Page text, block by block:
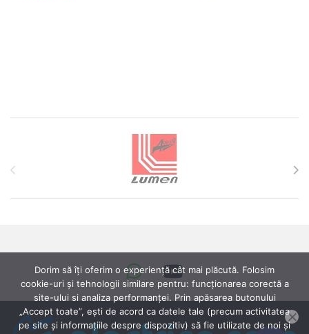
Dorim să îți oferim o experiență cât mai plăcută. Folosim
cookie-uri și tehnologii similare pentru: funcționarea corectă a
site-ului si analiza performanței. Prin apăsarea butonului
„Accept toate”, ești de acord ca datele tale (precum activitatea
pe site și informațiile despre dispozitiv) să fie utilizate de noi și